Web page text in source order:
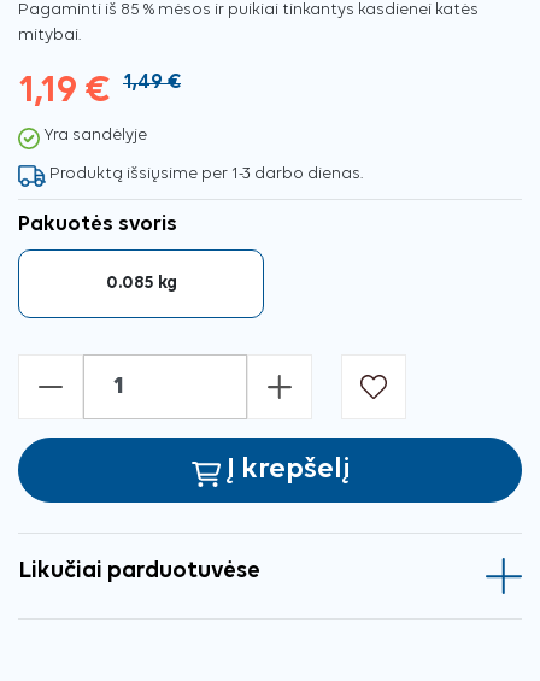
Pagaminti iš 85 % mėsos ir puikiai tinkantys kasdienei katės
mitybai.
1,19 € 1,49 €
Yra sandėlyje
Produktą išsiųsime per 1-3 darbo dienas.
Pakuotės svoris
0.085 kg
- +
Į krepšelį
Likučiai parduotuvėse